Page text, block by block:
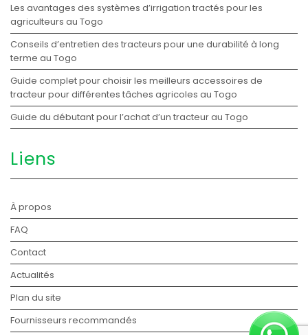
Les avantages des systèmes d’irrigation tractés pour les
agriculteurs au Togo
Conseils d’entretien des tracteurs pour une durabilité à long
terme au Togo
Guide complet pour choisir les meilleurs accessoires de
tracteur pour différentes tâches agricoles au Togo
Guide du débutant pour l’achat d’un tracteur au Togo
Liens
À propos
FAQ
Contact
Actualités
Plan du site
Fournisseurs recommandés